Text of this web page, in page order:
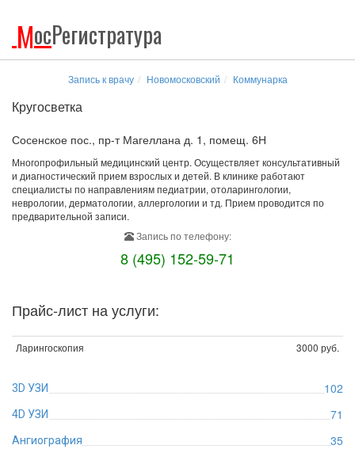
МосРегистратура
Запись к врачу Новомосковский Коммунарка
Кругосветка
Сосенское пос., пр-т Магеллана д. 1, помещ. 6Н
Многопрофильный медицинский центр. Осуществляет консультативный
и диагностический прием взрослых и детей. В клинике работают
специалисты по направлениям педиатрии, отоларингологии,
неврологии, дерматологии, аллергологии и тд. Прием проводится по
предварительной записи.
Запись по телефону:
8 (495) 152-59-71
Прайс-лист на услуги:
Ларингоскопия 3000 руб.
3D УЗИ 102
4D УЗИ 71
Ангиография 35